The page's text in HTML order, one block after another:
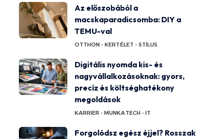
Az előszobából a
macskaparadicsomba: DIY a
TEMU-val
OTTHON - KERTÉLET - STÍLUS
Digitális nyomda kis- és
nagyvállalkozásoknak: gyors,
precíz és költséghatékony
megoldások
KARRIER - MUNKATECH - IT
Forgolódsz egész éjjel? Rosszak